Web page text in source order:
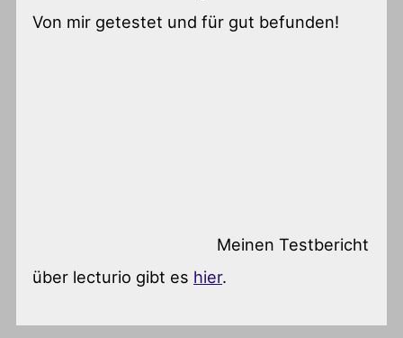
Von mir getestet und für gut befunden!
Meinen Testbericht
über lecturio gibt es hier.